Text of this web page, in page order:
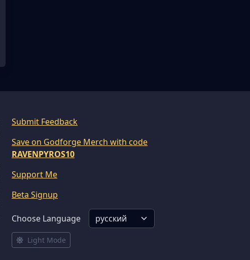
Submit Feedback
Save on Godforge Merch with code
RAVENPYROS10
Support Me
Beta Signup
Choose Language
Light Mode